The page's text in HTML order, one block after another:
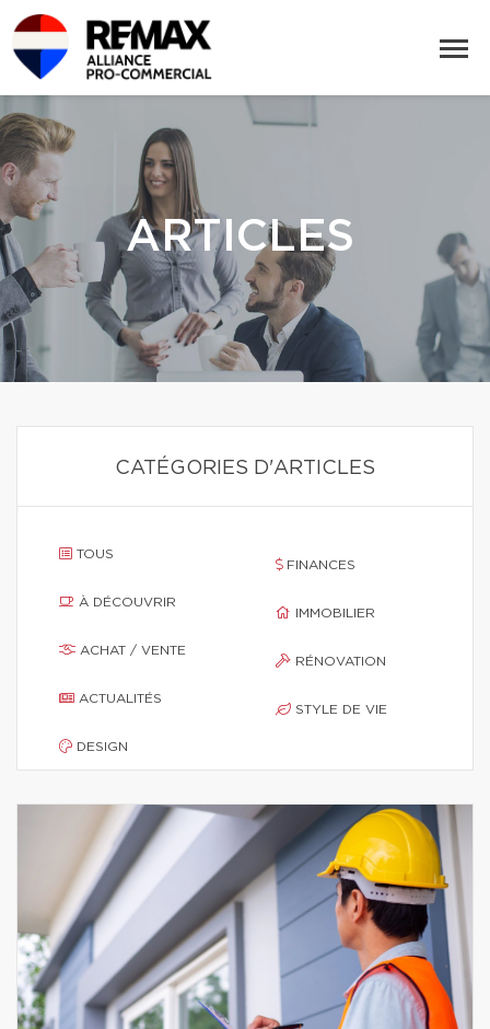
ARTICLES
CATÉGORIES D'ARTICLES
TOUS
À DÉCOUVRIR
ACHAT / VENTE
ACTUALITÉS
DESIGN
FINANCES
IMMOBILIER
RÉNOVATION
STYLE DE VIE